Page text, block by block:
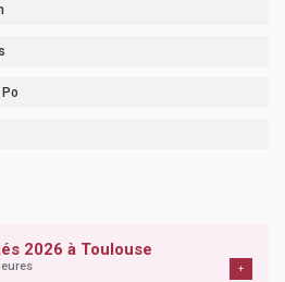
2026 à Toulouse
+